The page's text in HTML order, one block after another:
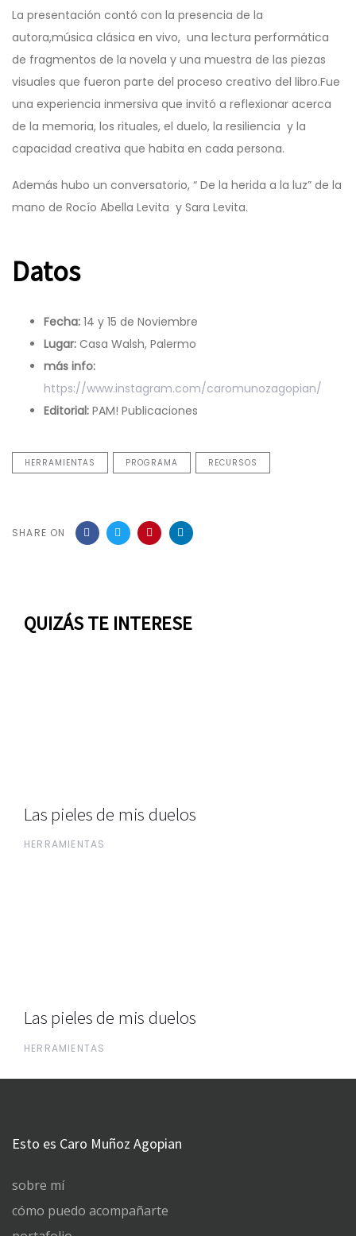
La presentación contó con la presencia de la
autora,música clásica en vivo, una lectura performática
de fragmentos de la novela y una muestra de las piezas
visuales que fueron parte del proceso creativo del libro.Fue
una experiencia inmersiva que invitó a reflexionar acerca
de la memoria, los rituales, el duelo, la resiliencia y la
capacidad creativa que habita en cada persona.
Además hubo un conversatorio, “ De la herida a la luz” de la
mano de Rocío Abella Levita y Sara Levita.
Datos
Fecha: 14 y 15 de Noviembre
Lugar: Casa Walsh, Palermo
más info:
https://www.instagram.com/caromunozagopian/
Editorial: PAM! Publicaciones
HERRAMIENTAS PROGRAMA RECURSOS
SHARE ON
QUIZÁS TE INTERESE
Las pieles de mis duelos
HERRAMIENTAS
Las pieles de mis duelos
HERRAMIENTAS
Esto es Caro Muñoz Agopian
sobre mí
cómo puedo acompañarte